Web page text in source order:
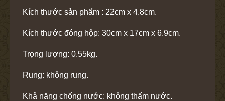
Kích thước sản phẩm : 22cm x 4.8cm.
Kích thước đóng hộp: 30cm x 17cm x 6.9cm.
Trọng lượng: 0.55kg.
Rung: không rung.
Khả năng chống nước: không thấm nước.